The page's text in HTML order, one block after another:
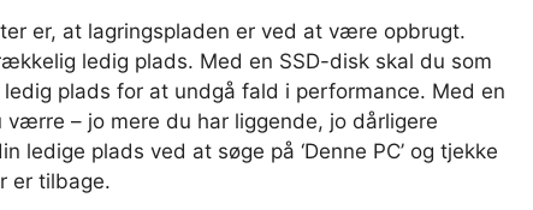
er, at lagringspladen er ved at være opbrugt.
ledig plads. Med en SSD-disk skal du som
plads for at undgå fald i performance. Med en
– jo mere du har liggende, jo dårligere
ledige plads ved at søge på ‘Denne PC’ og tjekke
er tilbage.